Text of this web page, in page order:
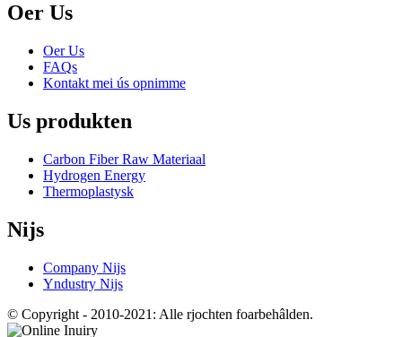
Oer Us
Oer Us
FAQs
Kontakt mei ús opnimme
Us produkten
Carbon Fiber Raw Materiaal
Hydrogen Energy
Thermoplastysk
Nijs
Company Nijs
Yndustry Nijs
© Copyright - 2010-2021: Alle rjochten foarbehâlden.